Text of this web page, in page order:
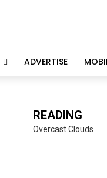
ADVERTISE
READING
Overcast Clouds